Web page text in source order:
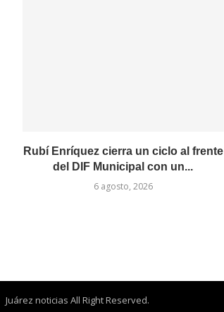
Rubí Enríquez cierra un ciclo al frente
del DIF Municipal con un...
6 agosto, 2026
Juárez noticias All Right Reserved.